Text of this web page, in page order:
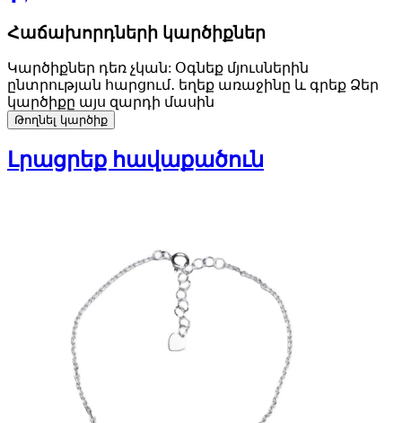
Հաճախորդների կարծիքներ
Կարծիքներ դեռ չկան: Օգնեք մյուսներին
ընտրության հարցում․ եղեք առաջինը և գրեք Ձեր
կարծիքը այս զարդի մասին
Թողնել կարծիք
Լրացրեք հավաքածուն